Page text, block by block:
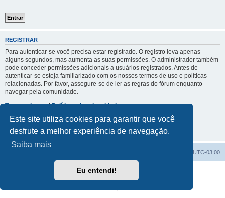
Este site utiliza cookies para garantir que você
desfrute a melhor experiência de navegação.
Saiba mais
Eu entendi!
REGISTRAR
Para autenticar-se você precisa estar registrado. O registro leva apenas
alguns segundos, mas aumenta as suas permissões. O administrador também
pode conceder permissões adicionais a usuários registrados. Antes de
autenticar-se esteja familiarizado com os nossos termos de uso e políticas
relacionadas. Por favor, assegure-se de ler as regras do fórum enquanto
navegar pela comunidade.
Termos de uso|Políticas de privacidade
Registrar
UTC-03:00
phpBB® Forum Software © phpBB Limited
Suporte phpBB